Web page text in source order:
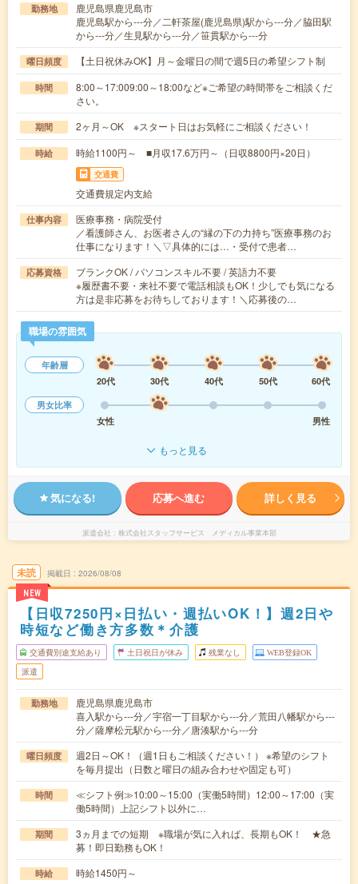
勤務地
鹿児島県鹿児島市
鹿児島駅から---分／二軒茶屋(鹿児島県)駅から---分／脇田駅
から---分／生見駅から---分／笹貫駅から---分
曜日頻度 【土日祝休みOK】月～金曜日の間で週5日の希望シフト制
時間
8:00～17:009:00～18:00など※ご希望の時間帯をご相談くだ
さい。
期間 2ヶ月～OK ※スタート日はお気軽にご相談ください！
時給 時給1100円～ ■月収17.6万円～（日収8800円×20日）
交通費
交通費規定内支給
仕事内容
医療事務・病院受付
／看護師さん、お医者さんの“縁の下の力持ち”医療事務のお
仕事になります！＼▽具体的には…・受付で患者…
応募資格
ブランクOK / パソコンスキル不要 / 英語力不要
※履歴書不要・来社不要で電話相談もOK！少しでも気になる
方は是非応募をお待ちしております！＼応募後の…
職場の雰囲気
年齢層
20代
30代 40代 50代
60代
男女比率
女性
男性
もっと見る
気になる! 応募へ進む 詳しく見る
派遣会社 株式会社スタッフサービス メディカル事業本部
未読
NEW
掲載日 2026/08/08
【日収7250円×日払い・週払いOK！】週2日や
時短など働き方多数＊介護
交通費別途支給あり 土日祝日が休み 残業なし WEB登録OK
派遣
勤務地
鹿児島県鹿児島市
喜入駅から---分／宇宿一丁目駅から---分／荒田八幡駅から---
分／薩摩松元駅から---分／唐湊駅から---分
曜日頻度
週2日～OK！（週1日もご相談ください！） ※希望のシフト
を毎月提出（日数と曜日の組み合わせや固定も可）
時間
≪シフト例≫10:00～15:00（実働5時間）12:00～17:00（実
働5時間）上記シフト以外に…
期間
3ヵ月までの短期 ※職場が気に入れば、長期もOK！ ★急
募！即日勤務もOK！
時給 時給1450円～